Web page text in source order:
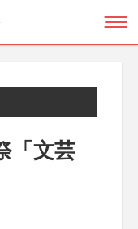
「文芸